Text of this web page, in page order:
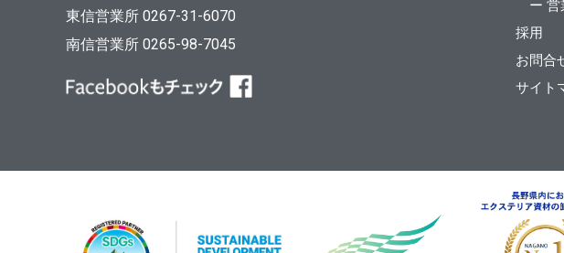
東信営業所 0267-31-6070
南信営業所 0265-98-7045
ー 営
採用
お問合
サイト